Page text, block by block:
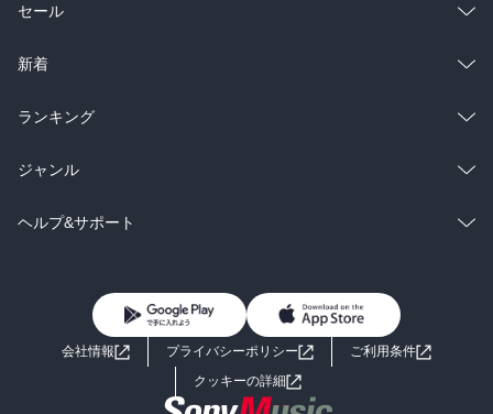
総合
ラノベ
雑誌・グラビア
BL・TL
セール
総合
ラノベ
雑誌・グラビア
BL・TL
新着
総合
ラノベ
雑誌・グラビア
ランキング
総合
ラノベ
ジャンル
コミック
ライトノベル 男子向けラノベ
小説
ヘルプ&サポート
よくあるご質問 お問い合わせ
会社情報 プライバシーポリシー
ご利用条件
クッキーの詳細